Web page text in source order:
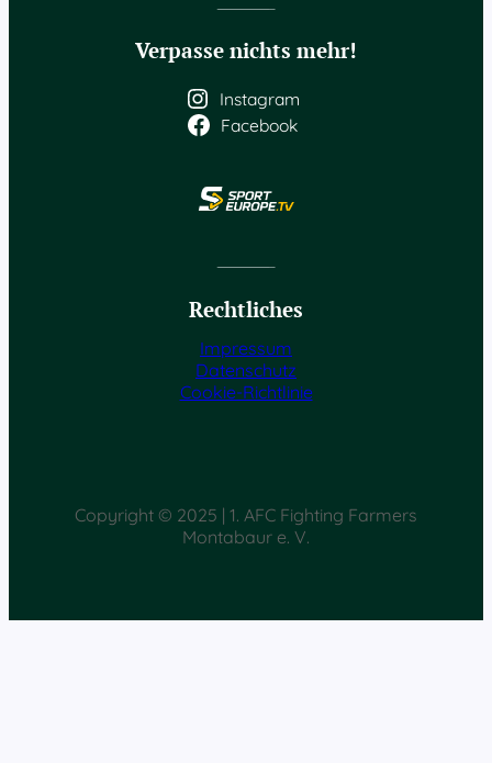
Verpasse nichts mehr!
Instagram
Facebook
Rechtliches
Impressum
Datenschutz
Cookie-Richtlinie
Copyright © 2025 | 1. AFC Fighting Farmers
Montabaur e. V.